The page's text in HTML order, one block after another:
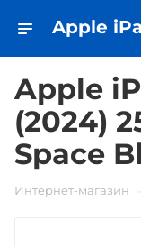
Apple
(2024)
Space
Интернет-магазин